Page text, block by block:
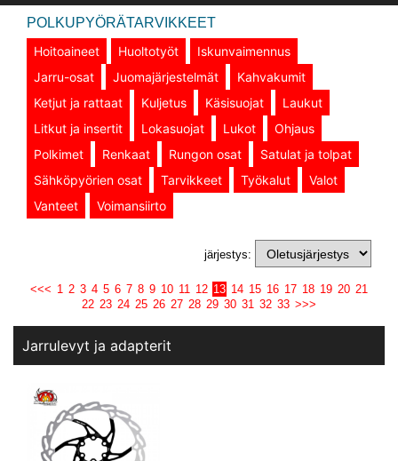
POLKUPYÖRÄTARVIKKEET
Hoitoaineet
Huoltotyöt
Iskunvaimennus
Jarru-osat
Juomajärjestelmät
Kahvakumit
Ketjut ja rattaat
Kuljetus Käsisuojat
Laukut
Litkut ja insertit
Lokasuojat Lukot
Ohjaus
Polkimet
Renkaat Rungon osat
Satulat ja tolpat
Sähköpyörien osat
Tarvikkeet Työkalut
Valot
Vanteet
Voimansiirto
järjestys:
<<< 1 2 3 4 5 6 7 8 9 10 11 12 13 14 15 16 17 18 19 20 21
22 23 24 25 26 27 28 29 30 31 32 33 >>>
Jarrulevyt ja adapterit